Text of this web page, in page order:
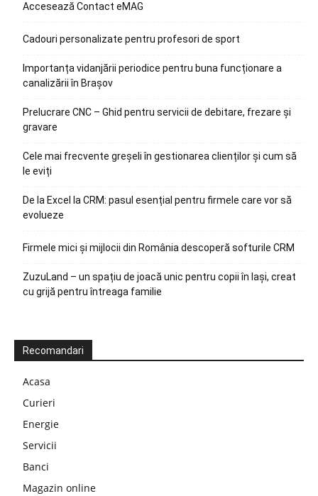
Accesează Contact eMAG
Cadouri personalizate pentru profesori de sport
Importanța vidanjării periodice pentru buna funcționare a
canalizării în Brașov
Prelucrare CNC – Ghid pentru servicii de debitare, frezare și
gravare
Cele mai frecvente greșeli în gestionarea clienților și cum să
le eviți
De la Excel la CRM: pasul esențial pentru firmele care vor să
evolueze
Firmele mici și mijlocii din România descoperă softurile CRM
ZuzuLand – un spațiu de joacă unic pentru copii în Iași, creat
cu grijă pentru întreaga familie
Recomandari
Acasa
Curieri
Energie
Servicii
Banci
Magazin online